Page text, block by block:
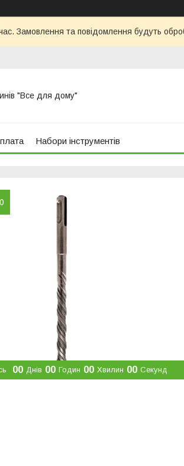
Замовлення та повідомлення будуть
"Все для дому"
Набори інструментів
00 Днів 00 Годин 00 Хвилин 00 Секунд